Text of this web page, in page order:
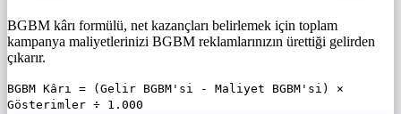
BGBM kârı formülü, net kazançları belirlemek için toplam
kampanya maliyetlerinizi BGBM reklamlarınızın ürettiği gelirden
çıkarır.
BGBM Kârı = (Gelir BGBM'si - Maliyet BGBM'si) ×
Gösterimler ÷ 1.000